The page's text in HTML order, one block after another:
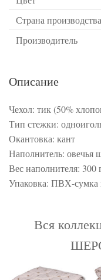
Страна производства
Производитель
Описание
Чехол: тик (50%
Тип стежки:
Окантовка: кант
Наполнитель: овечья
Вес наполнителя: 300
Упаковка: ПВХ-сумка
Вся